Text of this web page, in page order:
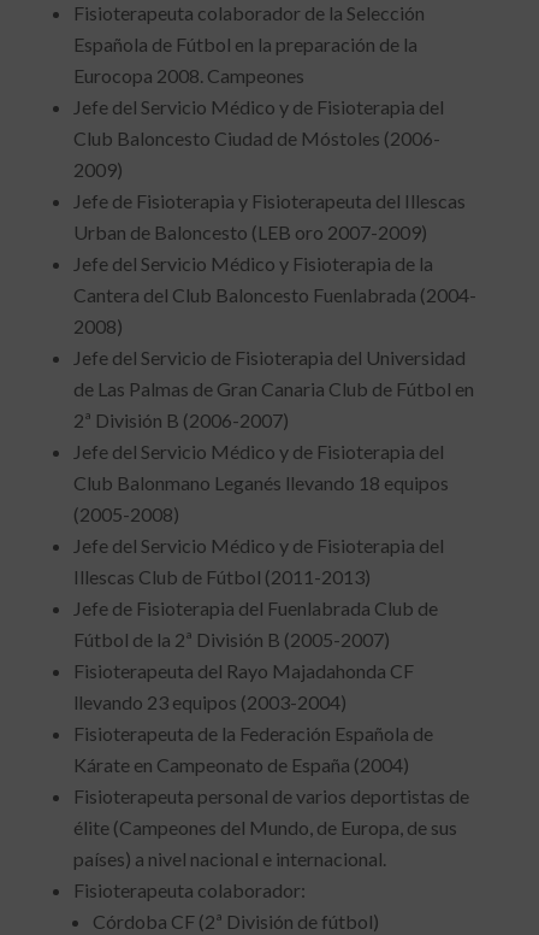
Fisioterapeuta colaborador de la Selección
Española de Fútbol en la preparación de la
Eurocopa 2008. Campeones
Jefe del Servicio Médico y de Fisioterapia del
Club Baloncesto Ciudad de Móstoles (2006-
2009)
Jefe de Fisioterapia y Fisioterapeuta del Illescas
Urban de Baloncesto (LEB oro 2007-2009)
Jefe del Servicio Médico y Fisioterapia de la
Cantera del Club Baloncesto Fuenlabrada (2004-
2008)
Jefe del Servicio de Fisioterapia del Universidad
de Las Palmas de Gran Canaria Club de Fútbol en
2ª División B (2006-2007)
Jefe del Servicio Médico y de Fisioterapia del
Club Balonmano Leganés llevando 18 equipos
(2005-2008)
Jefe del Servicio Médico y de Fisioterapia del
Illescas Club de Fútbol (2011-2013)
Jefe de Fisioterapia del Fuenlabrada Club de
Fútbol de la 2ª División B (2005-2007)
Fisioterapeuta del Rayo Majadahonda CF
llevando 23 equipos (2003-2004)
Fisioterapeuta de la Federación Española de
Kárate en Campeonato de España (2004)
Fisioterapeuta personal de varios deportistas de
élite (Campeones del Mundo, de Europa, de sus
países) a nivel nacional e internacional.
Fisioterapeuta colaborador:
Córdoba CF (2ª División de fútbol)